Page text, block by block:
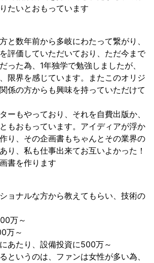
たいとおもっています
と数年前から多岐にわたって繋がり、
評価していただいており、ただ今まで
った為、1年独学で勉強しましたが、
限界を感じています。またこのオリジ
係の方からも興味を持っていただけて
ーもやっており、それを自費出版か、
もおもっています。アイディアが浮か
り、その企画書もちゃんとその業界の
り、私も仕事出来てお互いよかった！
書を作ります
ョナルな方から教えてもらい、技術の
万～
万～
あたり、設備投資に500万～
というのは、ファンは女性が多い為、